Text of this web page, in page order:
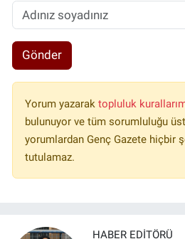
Gönder
Yorum yazarak topluluk
bulunuyor ve tüm sorumluluğu
yorumlardan Genç Gazete hiçbir
tutulamaz.
HABER EDITÖRÜ